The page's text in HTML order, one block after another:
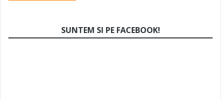
SUNTEM SI PE FACEBOOK!